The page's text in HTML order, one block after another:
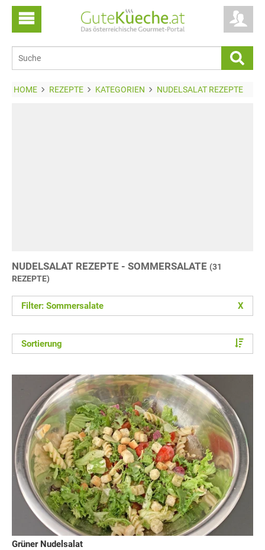
HOME REZEPTE KATEGORIEN NUDELSALAT REZEPTE
NUDELSALAT REZEPTE - SOMMERSALATE (31
REZEPTE)
Filter: Sommersalate X
Sortierung
Grüner Nudelsalat